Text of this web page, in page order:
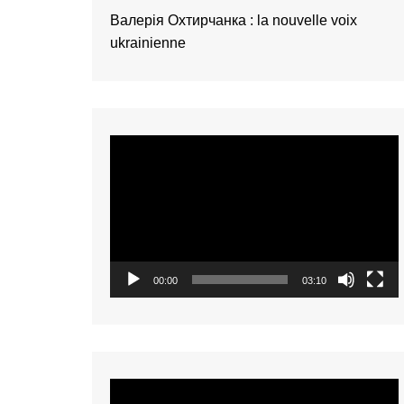
présentation de
talents –
présentation de
présentation de
présentation de
présentation de
présentation de
talents – Polski
présentation de
présentation de
Валерія Охтирчанка : la nouvelle voix
ukrainienne
00:00 03:10